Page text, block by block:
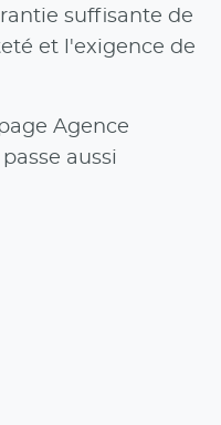
suffisante de
et l'exigence de
Agence
aussi